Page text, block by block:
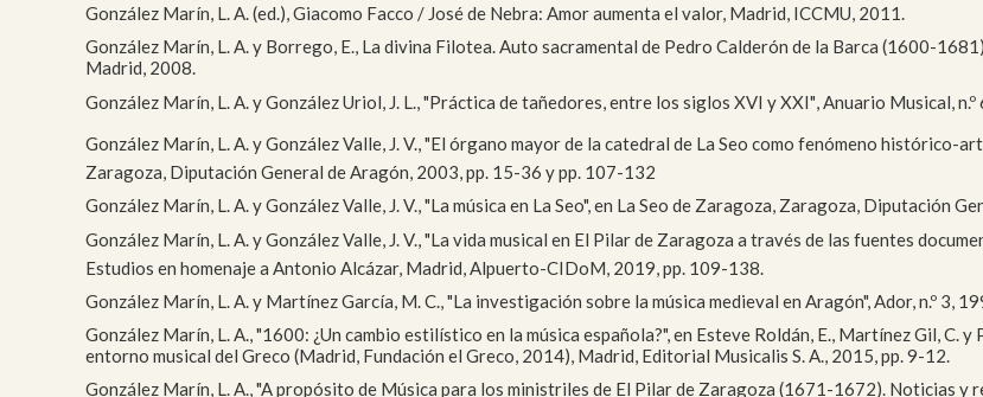
González Marín, L. A. (ed.), Giacomo Facco / José de Nebra: Amor aumenta el valor, Madrid, ICCMU, 2011.
González Marín, L. A. y Borrego, E., La divina Filotea. Auto sacramental de Pedro Calderón de la Barca (1600-
Madrid, 2008.
González Marín, L. A. y González Uriol, J. L., "Práctica de tañedores, entre los siglos XVI y XXI", Anuario Musical,
González Marín, L. A. y González Valle, J. V., "El órgano mayor de la catedral de La Seo como fenómeno histórico-
Zaragoza, Diputación General de Aragón, 2003, pp. 15-36 y pp. 107-132
González Marín, L. A. y González Valle, J. V., "La música en La Seo", en La Seo de Zaragoza, Zaragoza, Diputación
González Marín, L. A. y González Valle, J. V., "La vida musical en El Pilar de Zaragoza a través de las fuentes
Estudios en homenaje a Antonio Alcázar, Madrid, Alpuerto-CIDoM, 2019, pp. 109-138.
González Marín, L. A. y Martínez García, M. C., "La investigación sobre la música medieval en Aragón", Ador, n.º 3,
González Marín, L. A., "1600: ¿Un cambio estilístico en la música española?", en Esteve Roldán, E., Martínez Gil, C.
entorno musical del Greco (Madrid, Fundación el Greco, 2014), Madrid, Editorial Musicalis S. A., 2015, pp. 9-12.
González Marín, L. A., "A propósito de Música para los ministriles de El Pilar de Zaragoza (1671-1672). Noticias y